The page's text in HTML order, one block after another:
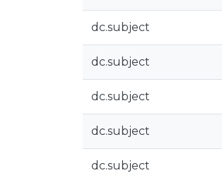
dc.subject
dc.subject
dc.subject
dc.subject
dc.subject